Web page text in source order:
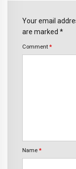
Your email
are marked *
Comment *
Name *